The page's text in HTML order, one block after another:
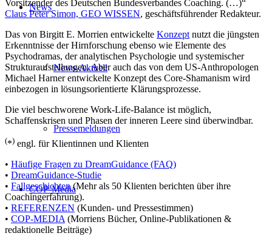
News
News-Aktuell
Pressemeldungen
COP-Media
Vorsitzender des Deutschen Bundesverbandes Coaching. (…)“
Claus Peter Simon, GEO WISSEN, geschäftsführender Redakteur.
Das von Birgitt E. Morrien entwickelte Konzept nutzt die jüngsten
Erkenntnisse der Hirnforschung ebenso wie Elemente des
Psychodramas, der analytischen Psychologie und systemischer
Strukturaufstellungen. Aber auch das von dem US-Anthropologen
Michael Harner entwickelte Konzept des Core-Shamanism wird
einbezogen in lösungsorientierte Klärungsprozesse.
Die viel beschworene Work-Life-Balance ist möglich,
Schaffenskrisen und Phasen der inneren Leere sind überwindbar.
(*) engl. für Klientinnen und Klienten
• Häufige Fragen zu DreamGuidance (FAQ)
• DreamGuidance-Studie
• Fallgeschichten(Mehr als 50 Klienten berichten über ihre
Coachingerfahrung).
• REFERENZEN (Kunden- und Pressestimmen)
• COP-MEDIA(Morriens Bücher, Online-Publikationen &
redaktionelle Beiträge)